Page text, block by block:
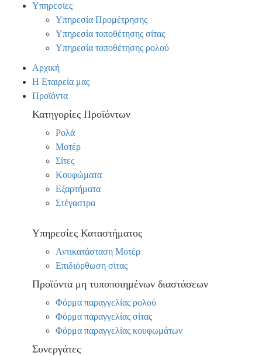
Υπηρεσίες
Υπηρεσία Προμέτρησης
Υπηρεσία τοποθέτησης σίτας
Υπηρεσία τοποθέτησης ρολού
Αρχική
Η Εταιρεία μας
Προϊόντα
Κατηγορίες Προϊόντων
Ρολά
Μοτέρ
Σίτες
Κουφώματα
Εξαρτήματα
Στέγαστρα
Υπηρεσίες Καταστήματος
Αντικατάσταση Μοτέρ
Επιδιόρθωση σίτας
Προϊόντα μη τυποποιημένων διαστάσεων
Φόρμα παραγγελίας ρολού
Φόρμα παραγγελίας σίτας
Φόρμα παραγγελίας κουφωμάτων
Συνεργάτες